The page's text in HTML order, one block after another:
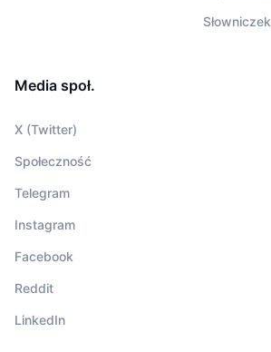
Słowniczek
Media społ.
X (Twitter)
Społeczność
Telegram
Instagram
Facebook
Reddit
LinkedIn